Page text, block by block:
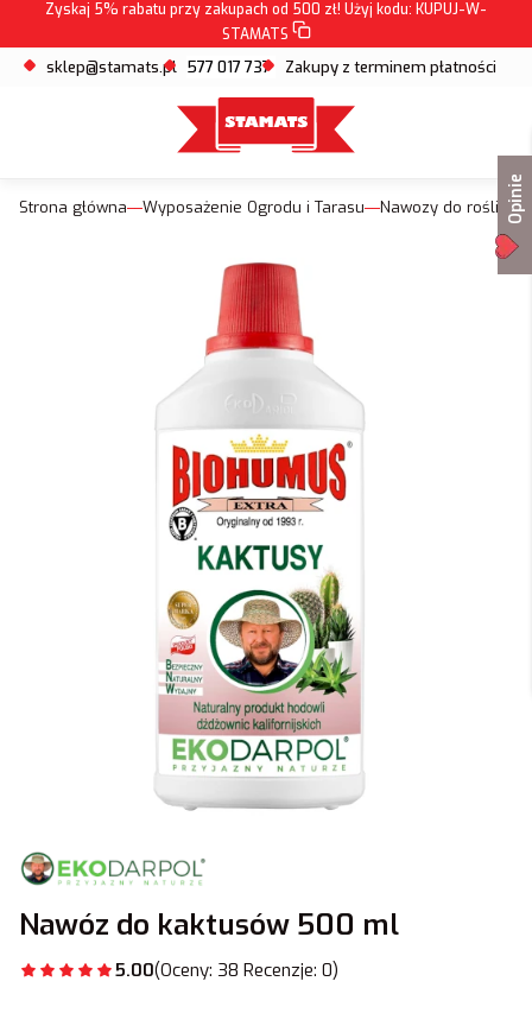
Zyskaj 5% rabatu przy zakupach od 500 zł! Użyj kodu: KUPUJ-W-
STAMATS
sklep@stamats.pl 577 017 737 Zakupy z terminem płatności
Strona główna Wyposażenie Ogrodu i Tarasu Nawozy do roślin
Nawóz do kaktusów 500 ml
5.00(Oceny: 38 Recenzje: 0)
Opinie